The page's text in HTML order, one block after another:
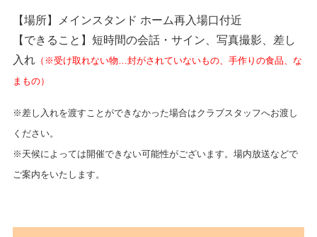
【場所】メインスタンド ホーム再入場口付近
【できること】短時間の会話・サイン、写真撮影、差し
入れ（※受け取れない物…封がされていないもの、手作りの食品、な
まもの）
※差し入れを渡すことができなかった場合はクラブスタッフへお渡し
ください。
※天候によっては開催できない可能性がございます。場内放送などで
ご案内をいたします。